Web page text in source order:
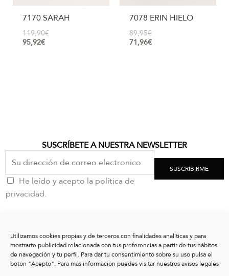
Utilizamos cookies propias y de terceros con finalidades analíticas y para
mostrarte publicidad relacionada con tus preferencias a partir de tus hábitos
de navegación y tu perfil. Para dar tu consentimiento sobre su uso pulsa el
botón "Acepto". Para más información puedes visitar nuestros avisos legales
7170 SARAH
119,90€
95,92€
7078 ERIN HIELO
89,95€
71,96€
SUSCRÍBETE A NUESTRA NEWSLETTER
He leído y acepto la política de
privacidad.
SUSCRIBIRME
clientes@vxshoes.com
+34 986175004